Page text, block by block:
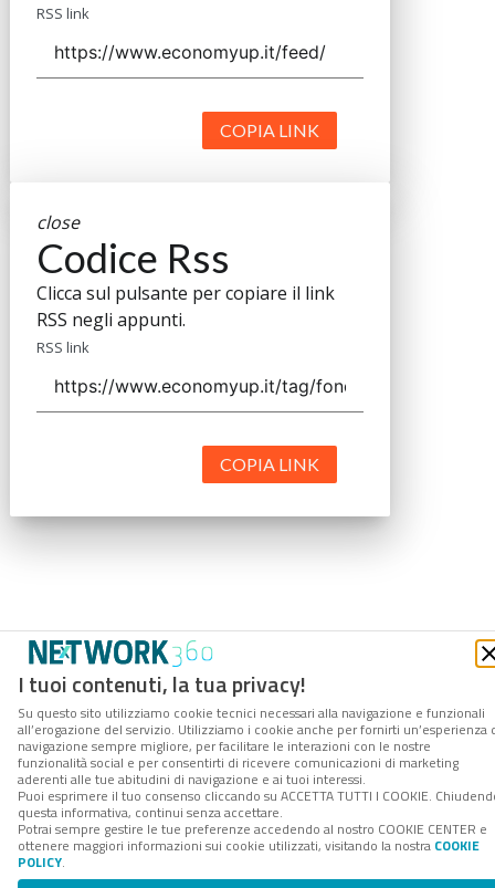
I tuoi contenuti, la tua privacy!
Su questo sito utilizziamo cookie tecnici necessari alla navigazione e funzionali
all’erogazione del servizio. Utilizziamo i cookie anche per fornirti un’esperienza
navigazione sempre migliore, per facilitare le interazioni con le nostre
funzionalità social e per consentirti di ricevere comunicazioni di marketing
aderenti alle tue abitudini di navigazione e ai tuoi interessi.
Puoi esprimere il tuo consenso cliccando su ACCETTA TUTTI I COOKIE.
questa informativa, continui senza accettare.
Potrai sempre gestire le tue preferenze accedendo al nostro COOKIE CENTER e
ottenere maggiori informazioni sui cookie utilizzati, visitando la nostra COOKIE
POLICY.
RSS link
COPIA LINK
close
Codice Rss
Clicca sul pulsante per copiare il link
RSS negli appunti.
RSS link
COPIA LINK